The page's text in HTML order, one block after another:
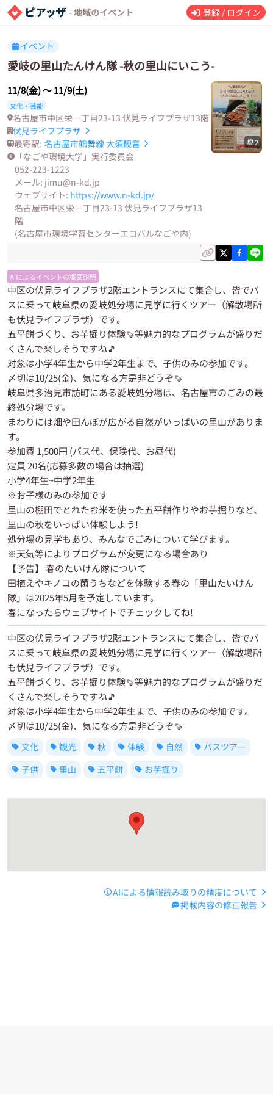
- 地域のイベント 登録 / ログイン
イベント
愛岐の里山たんけん隊 -秋の里山にいこう-
11/8(金)〜11/9(土)
文化・芸能
名古屋市中区栄一丁目23-13 伏見ライフプラザ13階
伏見ライフプラザ
最寄駅: 名古屋市鶴舞線 大須観音
「なごや環境大学」実行委員会
052-223-1223
メール: jimu@n-kd.jp
ウェブサイト: https://www.n-kd.jp/
名古屋市中区栄一丁目23-13 伏見ライフプラザ13
階
(名古屋市環境学習センターエコバルなごや内)
2
AIによるイベントの概要説明
中区の伏見ライフプラザ2階エントランスにて集合し、皆でバ
スに乗って岐阜県の愛岐処分場に見学に行くツアー（解散場所
も伏見ライフプラザ）です。
五平餅づくり、お芋掘り体験🍠等魅力的なプログラムが盛りだ
くさんで楽しそうですね🎵
対象は小学4年生から中学2年生まで、子供のみの参加です。
〆切は10/25(金)、気になる方是非どうぞ🍠
岐阜県多治見市訪町にある愛岐処分場は、名古屋市のごみの最
終処分場です。
まわりには畑や田んぼが広がる自然がいっぱいの里山がありま
す。
参加費 1,500円 (バス代、保険代、お昼代)
定員 20名(応募多数の場合は抽選)
小学4年生~中学2年生
※お子様のみの参加です
里山の棚田でとれたお米を使った五平餅作りやお芋掘りなど、
里山の秋をいっぱい体験しよう!
処分場の見学もあり、みんなでごみについて学びます。
※天気等によりプログラムが変更になる場合あり
【予告】 春のたいけん隊について
田植えやキノコの菌うちなどを体験する春の「里山たいけん
隊」は2025年5月を予定しています。
春になったらウェブサイトでチェックしてね!
中区の伏見ライフプラザ2階エントランスにて集合し、皆でバ
スに乗って岐阜県の愛岐処分場に見学に行くツアー（解散場所
も伏見ライフプラザ）です。
五平餅づくり、お芋掘り体験🍠等魅力的なプログラムが盛りだ
くさんで楽しそうですね🎵
対象は小学4年生から中学2年生まで、子供のみの参加です。
〆切は10/25(金)、気になる方是非どうぞ🍠
文化 観光 秋 体験 自然
バスツアー
子供
里山 五平餅 お芋掘り
AIによる情報読み取りの精度について
掲載内容の修正報告